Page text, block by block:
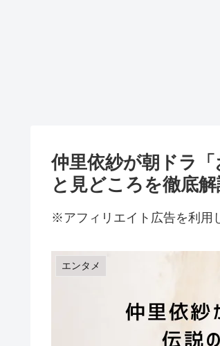
仲里依紗が朝ドラ
と見どころを徹底
※アフィリエイト広告を利用
エンタメ